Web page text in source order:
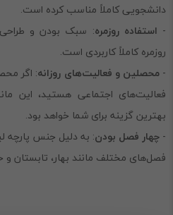
دانشجویی کاملاً مناسب کرده است.
- استفاده روزمره: سبک بودن و طراحی
روزمره کاملاً کاربردی است.
-محصلین و فعالیت‌های روزانه: اگر
فعالیت‌های اجتماعی هستید، این
بهترین گزینه برای شما خواهد بود.
- چهار فصل بودن: به دلیل جنس پارچه
فصل‌های مختلف مانند بهار، تابستان و